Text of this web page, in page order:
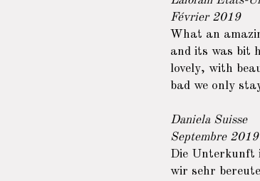
Février 2019
What an
and its was bit
lovely, with
bad we only
Daniela Suisse
Septembre 2019
Die Unterkunft
wir sehr